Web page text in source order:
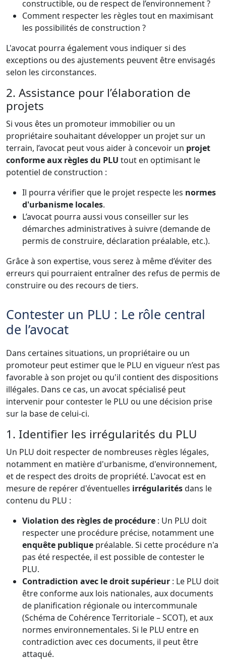
constructible, ou de respect de l’environnement ?
Comment respecter les règles tout en maximisant
les possibilités de construction ?
L'avocat pourra également vous indiquer si des
exceptions ou des ajustements peuvent être envisagés
selon les circonstances.
2. Assistance pour l’élaboration de
projets
Si vous êtes un promoteur immobilier ou un
propriétaire souhaitant développer un projet sur un
terrain, l’avocat peut vous aider à concevoir un projet
conforme aux règles du PLU tout en optimisant le
potentiel de construction :
Il pourra vérifier que le projet respecte les normes
d'urbanisme locales.
L’avocat pourra aussi vous conseiller sur les
démarches administratives à suivre (demande de
permis de construire, déclaration préalable, etc.).
Grâce à son expertise, vous serez à même d’éviter des
erreurs qui pourraient entraîner des refus de permis de
construire ou des recours de tiers.
Contester un PLU : Le rôle central
de l’avocat
Dans certaines situations, un propriétaire ou un
promoteur peut estimer que le PLU en vigueur n’est pas
favorable à son projet ou qu'il contient des dispositions
illégales. Dans ce cas, un avocat spécialisé peut
intervenir pour contester le PLU ou une décision prise
sur la base de celui-ci.
1. Identifier les irrégularités du PLU
Un PLU doit respecter de nombreuses règles légales,
notamment en matière d'urbanisme, d'environnement,
et de respect des droits de propriété. L'avocat est en
mesure de repérer d'éventuelles irrégularitésdans le
contenu du PLU :
Violation des règles de procédure : Un PLU doit
respecter une procédure précise, notamment une
enquête publique préalable. Si cette procédure n'a
pas été respectée, il est possible de contester le
PLU.
Contradiction avec le droit supérieur : Le PLU doit
être conforme aux lois nationales, aux documents
de planification régionale ou intercommunale
(Schéma de Cohérence Territoriale – SCOT), et aux
normes environnementales. Si le PLU entre en
contradiction avec ces documents, il peut être
attaqué.